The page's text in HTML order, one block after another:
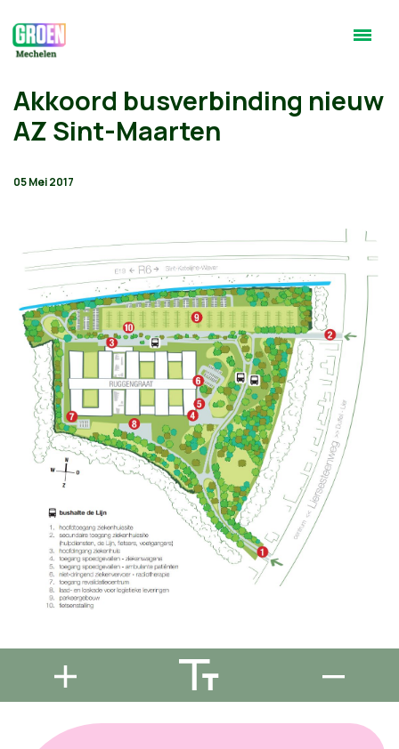
Akkoord busverbinding nieuw
AZ Sint-Maarten
05 Mei 2017